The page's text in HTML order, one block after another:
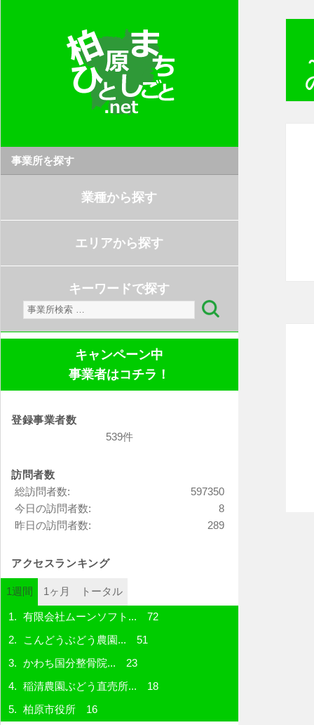
事業所を探す
業種から探す
エリアから探す
キーワードで探す
検
索:
キャンペーン中
事業者はコチラ！
登録事業者数
539件
訪問者数
597350
総訪問者数:
8
今日の訪問者数:
289
昨日の訪問者数:
アクセスランキング
1週間 1ヶ月 トータル
有限会社ムーンソフト... 72
こんどうぶどう農園... 51
かわち国分整骨院... 23
稲清農園ぶどう直売所... 18
柏原市役所16